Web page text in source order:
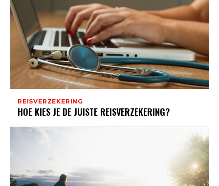
REISVERZEKERING
HOE KIES JE DE JUISTE REISVERZEKERING?